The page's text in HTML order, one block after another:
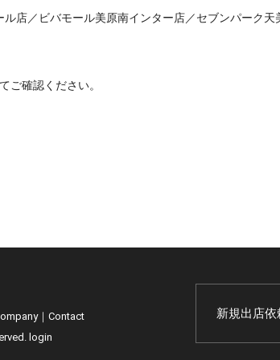
店／ビバモール美原南インター店／セブンパーク天
ご確認ください。
｜ Contact
login
新規出店